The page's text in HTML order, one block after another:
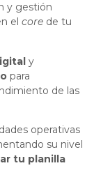
y gestión
el core de tu
y
para
de las
operativas
su nivel
tu planilla